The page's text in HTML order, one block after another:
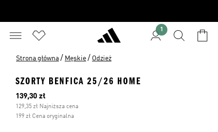
1
Strona główna / Męskie / Odzież
SZORTY BENFICA 25/26 HOME
Bieżąca cena
139,30 zł
129,35 zł Najniższa cena
199 zł Cena oryginalna